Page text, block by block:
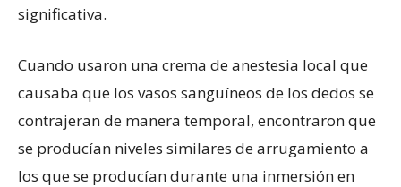
significativa.
Cuando usaron una crema de anestesia local que
causaba que los vasos sanguíneos de los dedos se
contrajeran de manera temporal, encontraron que
se producían niveles similares de arrugamiento a
los que se producían durante una inmersión en